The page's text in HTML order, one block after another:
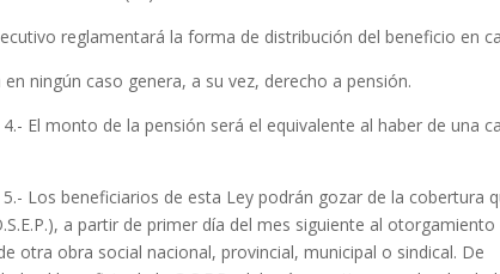
reglamentará la forma de distribución del beneficio en
en ningún caso genera, a su vez, derecho a pensión.
4.- El monto de la pensión será el equivalente al haber de una
5.- Los beneficiarios de esta Ley podrán gozar de la cobertura
a partir de primer día del mes siguiente al
otra obra social nacional, provincial, municipal o sindical. De